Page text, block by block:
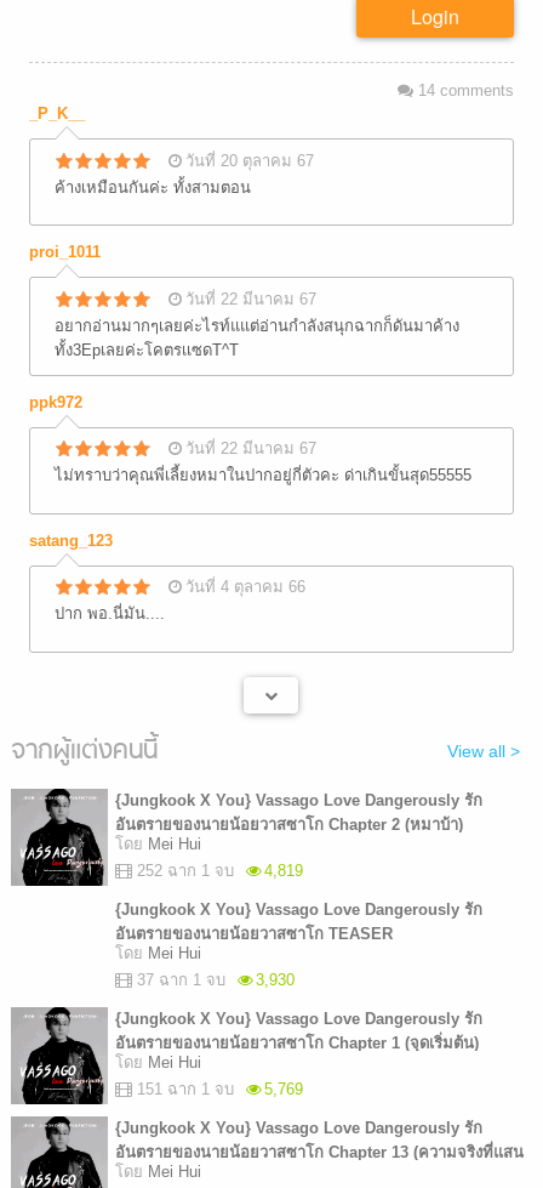
Login
14comments
_P_K__
วันที่ 20 ตุลาคม 67
ค้างเหมือนกันค่ะ ทั้งสามตอน
proi_1011
วันที่ 22 มีนาคม 67
อยากอ่านมากๆเลยค่ะไรท์แแต่อ่านกำลังสนุกฉากก็ดันมาค้าง
ทั้ง3Epเลยค่ะโคตรเเซดT^T
ppk972
วันที่ 22 มีนาคม 67
ไม่ทราบว่าคุณพี่เลี้ยงหมาในปากอยู่กี่ตัวคะ ด่าเกินขั้นสุด55555
satang_123
วันที่ 4 ตุลาคม 66
ปาก พอ.นี่มัน....
จากผู้แต่งคนนี้ View all >
{Jungkook X You} Vassago Love Dangerously รัก
อันตรายของนายน้อยวาสซาโก Chapter 2 (หมาบ้า)
โดย Mei Hui
252 ฉาก 1 จบ
4,819
{Jungkook X You} Vassago Love Dangerously รัก
อันตรายของนายน้อยวาสซาโก TEASER
โดย Mei Hui
37 ฉาก 1 จบ
3,930
{Jungkook X You} Vassago Love Dangerously รัก
อันตรายของนายน้อยวาสซาโก Chapter 1 (จุดเริ่มต้น)
โดย Mei Hui
151 ฉาก 1 จบ
5,769
{Jungkook X You} Vassago Love Dangerously รัก
อันตรายของนายน้อยวาสซาโก Chapter 13 (ความจริงที่แสน
เจ็บปวด)
โดย Mei Hui